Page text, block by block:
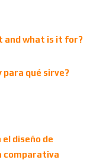
and what is it for?
qué sirve?
el diseño de
comparativa